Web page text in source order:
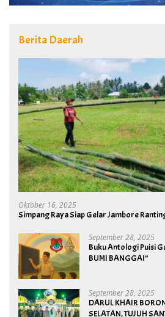
Berita Daerah
Oktober 16, 2025
Simpang Raya Siap Gelar Jambore
September 28, 2025
Buku Antologi Puisi
BUMI BANGGAI”
September 28, 2025
DARUL KHAIR
SELATAN, TUJUH